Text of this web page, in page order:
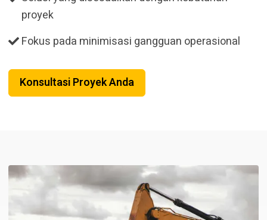
proyek
Fokus pada minimisasi gangguan operasional
Konsultasi Proyek Anda